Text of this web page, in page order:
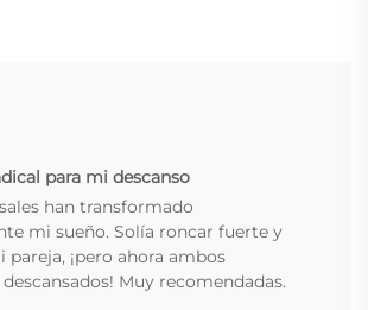
para mi descanso
han transformado
mi sueño. Solía roncar fuerte y
¡pero ahora ambos
Muy recomendadas.